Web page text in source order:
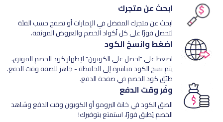
ابحث عن متجرك
ابحث عن متجرك المفضل في الإمارات أو تصفح حسب الفئة
لتحصل فورًا على كل أكواد الخصم والعروض الموثقة.
اضغط وانسخ الكود
اضغط على "احصل على الكوبون" لإظهار كود الخصم الموثق.
يتم نسخ الكود مباشرة إلى الحافظة - جاهز للصقه وقت الدفع.
طبّق كود الخصم في صفحة الدفع.
وفّر وقت الدفع
الصق الكود في خانة البرومو أو الكوبون وقت الدفع وشاهد
الخصم يُطبق فورًا، استمتع بتوفيرك!